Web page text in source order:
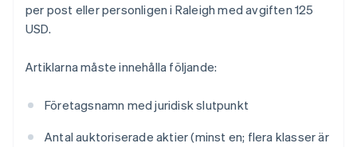
per post eller personligen i Raleigh med avgiften 125
USD.
Artiklarna måste innehålla följande:
Företagsnamn med juridisk slutpunkt
Antal auktoriserade aktier (minst en; flera klasser är